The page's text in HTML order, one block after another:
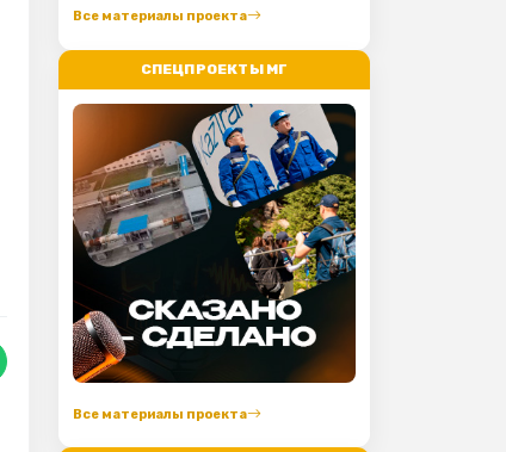
Все материалы проекта
СПЕЦПРОЕКТЫ МГ
Все материалы проекта